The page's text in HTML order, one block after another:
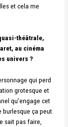
et cela me
théâtrale,
au cinéma
univers ?
qui perd
grotesque et
qu’engage cet
burlesque ça peut
sait pas faire,